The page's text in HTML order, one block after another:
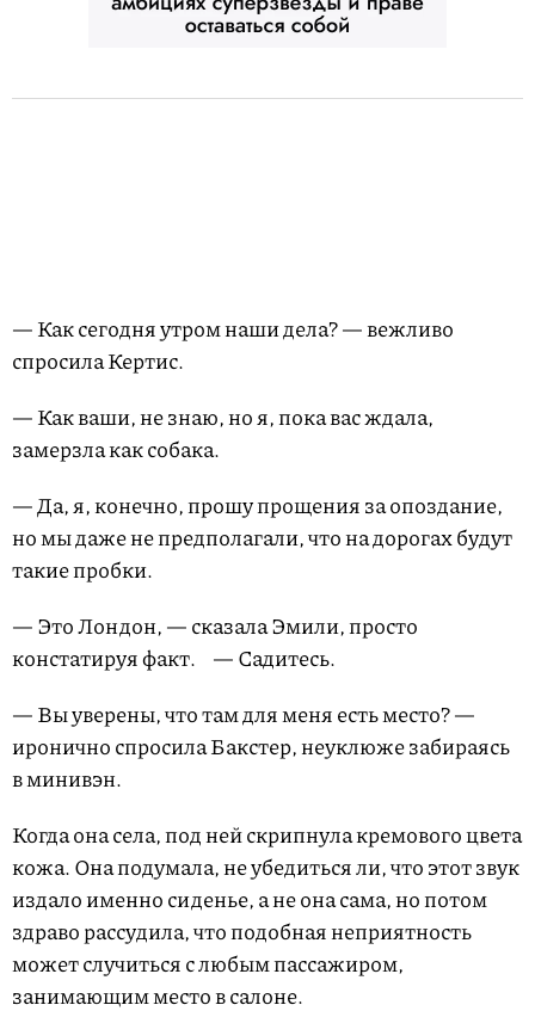
— Как сегодня утром наши дела? — вежливо
спросила Кертис.
— Как ваши, не знаю, но я, пока вас ждала,
замерзла как собака.
— Да, я, конечно, прошу прощения за опоздание,
но мы даже не предполагали, что на дорогах будут
такие пробки.
— Это Лондон, — сказала Эмили, просто
констатируя факт. — Садитесь.
— Вы уверены, что там для меня есть место? —
иронично спросила Бакстер, неуклюже забираясь
в минивэн.
Когда она села, под ней скрипнула кремового цвета
кожа. Она подумала, не убедиться ли, что этот звук
издало именно сиденье, а не она сама, но потом
здраво рассудила, что подобная неприятность
может случиться с любым пассажиром,
занимающим место в салоне.